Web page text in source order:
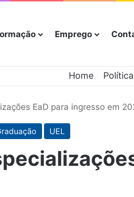
Emprego
Home
EaD para ingresso em
UEL